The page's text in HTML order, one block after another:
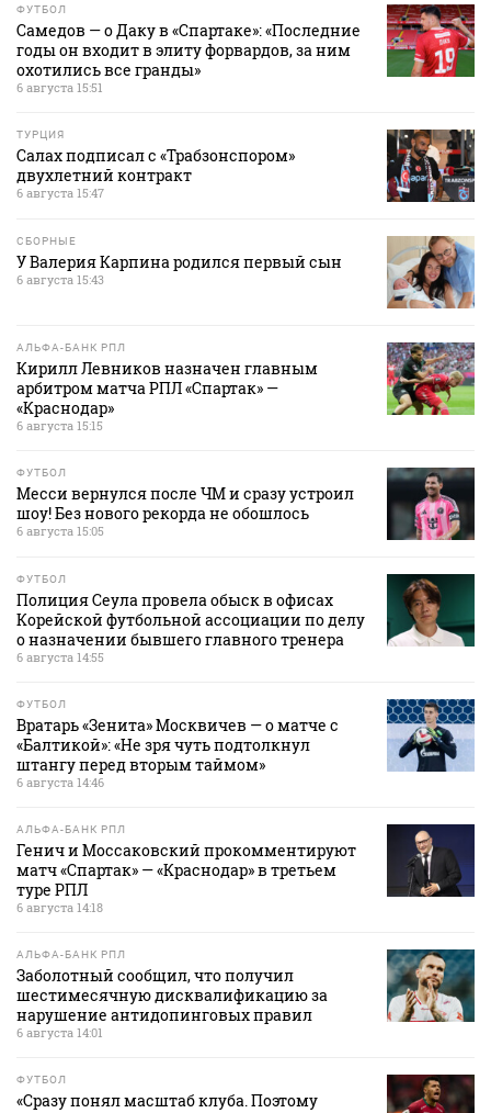
ФУТБОЛ
Самедов — о Даку в «Спартаке»: «Последние
годы он входит в элиту форвардов, за ним
охотились все гранды»
6 августа 15:51
ТУРЦИЯ
Салах подписал с «Трабзонспором»
двухлетний контракт
6 августа 15:47
СБОРНЫЕ
У Валерия Карпина родился первый сын
6 августа 15:43
АЛЬФА-БАНК РПЛ
Кирилл Левников назначен главным
арбитром матча РПЛ «Спартак» —
«Краснодар»
6 августа 15:15
ФУТБОЛ
Месси вернулся после ЧМ и сразу устроил
шоу! Без нового рекорда не обошлось
6 августа 15:05
ФУТБОЛ
Полиция Сеула провела обыск в офисах
Корейской футбольной ассоциации по делу
о назначении бывшего главного тренера
6 августа 14:55
ФУТБОЛ
Вратарь «Зенита» Москвичев — о матче с
«Балтикой»: «Не зря чуть подтолкнул
штангу перед вторым таймом»
6 августа 14:46
АЛЬФА-БАНК РПЛ
Генич и Моссаковский прокомментируют
матч «Спартак» — «Краснодар» в третьем
туре РПЛ
6 августа 14:18
АЛЬФА-БАНК РПЛ
Заболотный сообщил, что получил
шестимесячную дисквалификацию за
нарушение антидопинговых правил
6 августа 14:01
ФУТБОЛ
«Сразу понял масштаб клуба. Поэтому